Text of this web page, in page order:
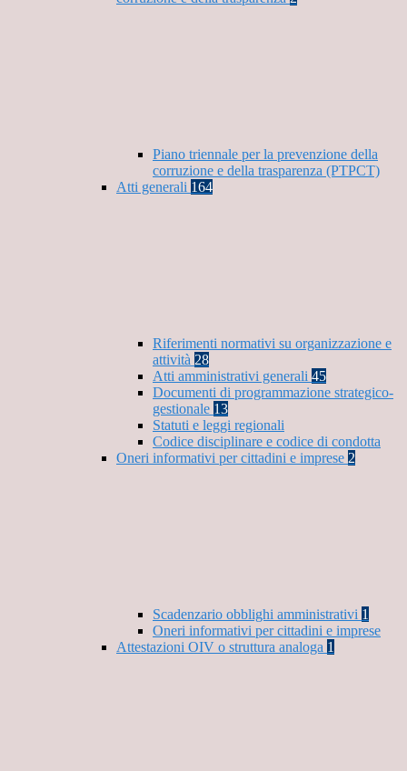
Piano triennale per la prevenzione della
corruzione e della trasparenza (PTPCT)
Atti generali 164
Riferimenti normativi su organizzazione e
attività 28
Atti amministrativi generali 45
Documenti di programmazione strategico-
gestionale 13
Statuti e leggi regionali
Codice disciplinare e codice di condotta
Oneri informativi per cittadini e imprese 2
Scadenzario obblighi amministrativi 1
Oneri informativi per cittadini e imprese
Attestazioni OIV o struttura analoga 1